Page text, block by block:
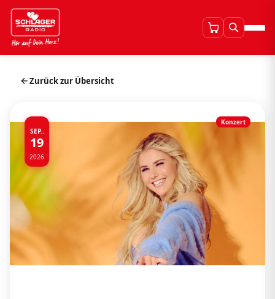
Zurück zur Übersicht
SEP..
19
2026
Konzert